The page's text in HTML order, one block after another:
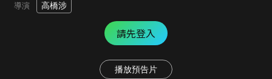
導演 高橋涉
請先登入
播放預告片